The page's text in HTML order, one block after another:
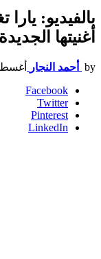
بالفيديو:
أغنيتها
by أحمد النجار أغسطس 13,
Facebook
Twitter
Pinterest
LinkedIn